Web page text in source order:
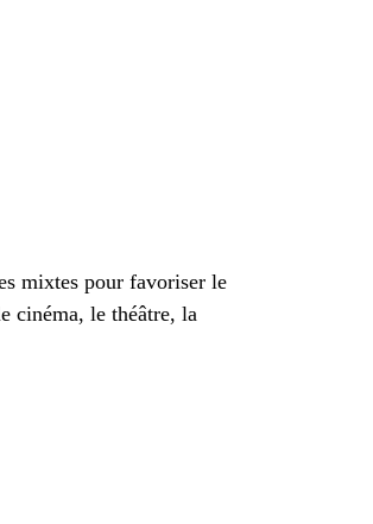
mixtes pour favoriser le
cinéma, le théâtre, la